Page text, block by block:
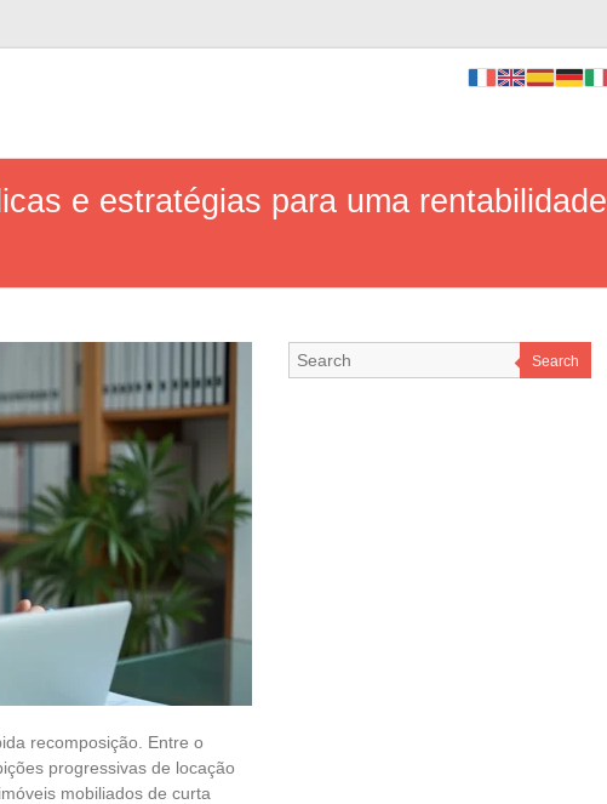
e estratégias para uma rentabilidade
recomposição. Entre o
progressivas de locação
mobiliados de curta
Search